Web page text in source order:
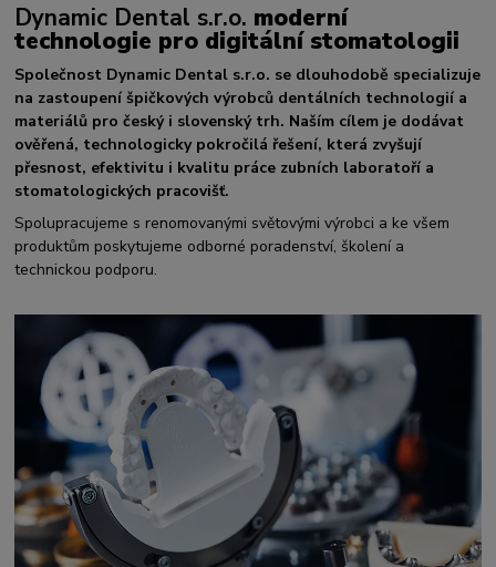
Dynamic Dental s.r.o. moderní
technologie pro digitální stomatologii
Společnost Dynamic Dental s.r.o. se dlouhodobě specializuje
na zastoupení špičkových výrobců dentálních technologií a
materiálů pro český i slovenský trh. Naším cílem je dodávat
ověřená, technologicky pokročilá řešení, která zvyšují
přesnost, efektivitu i kvalitu práce zubních laboratoří a
stomatologických pracovišť.
Spolupracujeme s renomovanými světovými výrobci a ke všem
produktům poskytujeme odborné poradenství, školení a
technickou podporu.